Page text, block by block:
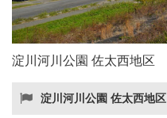
淀川河川公園 佐太西地区
淀川河川公園 佐太西地区